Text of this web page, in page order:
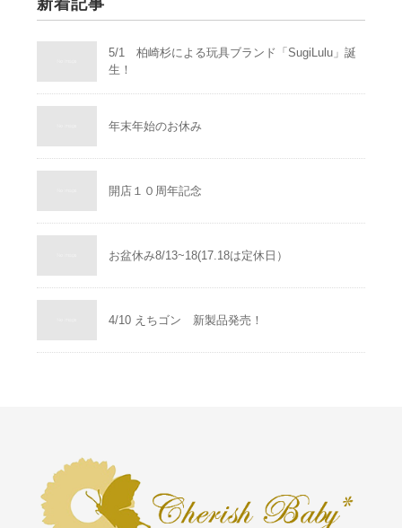
新着記事
5/1 柏崎杉による玩具ブランド「SugiLulu」誕
生！
年末年始のお休み
開店１０周年記念
お盆休み8/13~18(17.18は定休日）
4/10 えちゴン 新製品発売！